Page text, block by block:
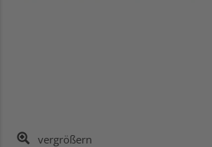
vergrößern